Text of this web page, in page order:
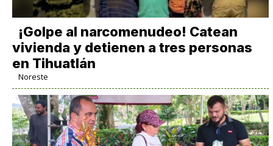
¡Golpe al narcomenudeo! Catean
vivienda y detienen a tres personas
en Tihuatlán
Noreste